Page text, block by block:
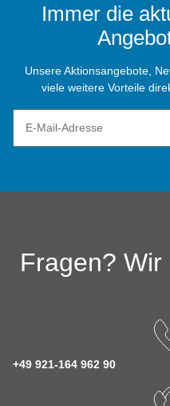
Immer die
Unsere Aktionsangebote,
viele weitere Vorteile
Fragen? Wir
+49 921-164 962 90